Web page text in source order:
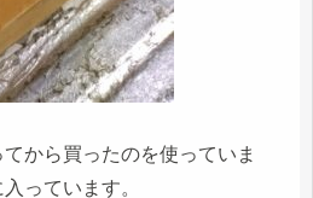
から買ったのを使っていま
っています。